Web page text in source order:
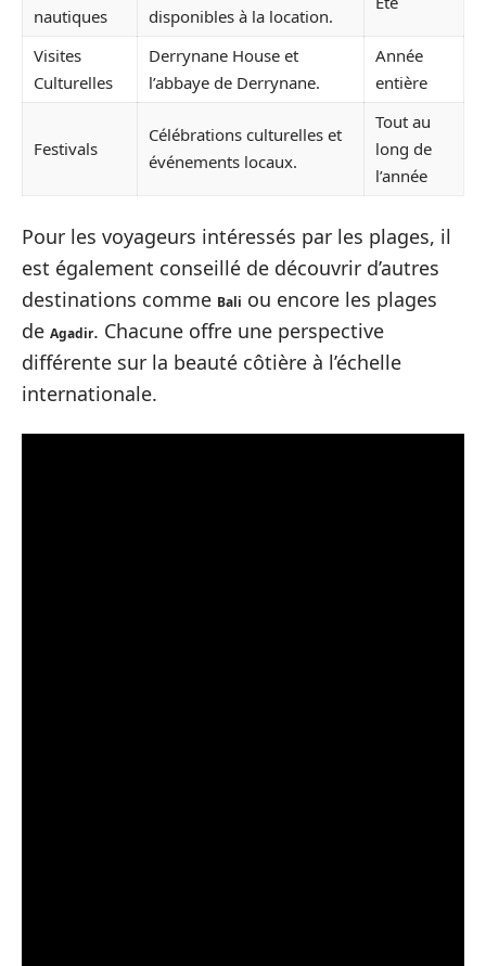
nautiques disponibles à la location.
Visites
Culturelles
Derrynane House et
l’abbaye de Derrynane.
Année
entière
Festivals
Célébrations culturelles et
événements locaux.
Tout au
long de
l’année
Pour les voyageurs intéressés par les plages, il
est également conseillé de découvrir d’autres
destinations comme Bali ou encore les plages
de Agadir. Chacune offre une perspective
différente sur la beauté côtière à l’échelle
internationale.